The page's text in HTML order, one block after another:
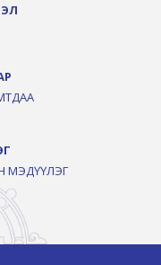
МЭДҮҮЛЭГ